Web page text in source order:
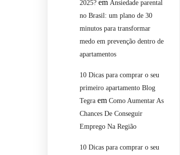
2025? em Ansiedade parental
no Brasil: um plano de 30
minutos para transformar
medo em prevenção dentro de
apartamentos
10 Dicas para comprar o seu
primeiro apartamento Blog
Tegra emComo Aumentar As
Chances De Conseguir
Emprego Na Região
10 Dicas para comprar o seu